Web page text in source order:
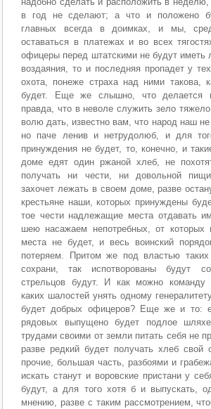
в год не сделают; а что и положено
главных всегда в доимках, и мы,
оставаться в платежах и во всех
офицеры перед штатскими не будут иметь
воздаяния, то и последняя пропадет у
охота, понеже страха над ними такова,
будет. Еще же слышно, что делается
правда, что в неволе служить зело
волю дать, известно вам, что народ наш не
но паче ленив и нетрудолюб, и для
принуждения не будет, то, конечно, и
доме едят один ржаной хлеб, не
получать ни чести, ни довольной
захочет лежать в своем доме, разве
крестьяне наши, которых принуждены
тое чести надлежащие места отдавать
шею насажаем непотребных, от которых
места не будет, и весь воинский
потеряем. Притом же под властью
сохрани, так испотворованы будут
стрельцов будут. И как можно команду
каких шалостей унять одному
будет добрых офицеров? Еще же и то:
рядовых выпущено будет подлое
трудами своими от земли питать себя не
разве редкий будет получать хлеб свой
прочие, большая часть, разбоями и
искать станут и воровские пристани у
будут, а для того хотя б и выпускать,
мнению, разве с таким рассмотрением,